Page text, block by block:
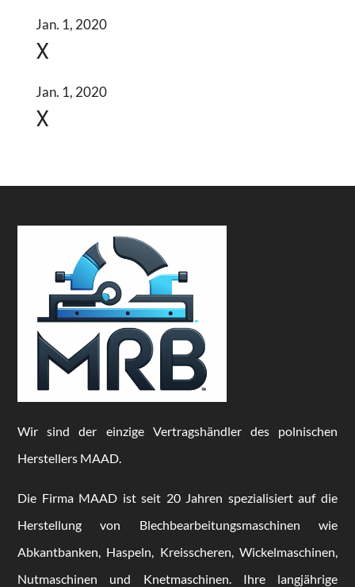
Jan. 1, 2020
X
Jan. 1, 2020
X
Wir sind der einzige Vertragshändler des polnischen
Herstellers MAAD.
Die Firma MAAD ist seit 20 Jahren spezialisiert auf die
Herstellung von Blechbearbeitungsmaschinen wie
Abkantbanken, Haspeln, Kreisscheren, Wickelmaschinen,
Nutmaschinen und Knetmaschinen. Ihre langjährige